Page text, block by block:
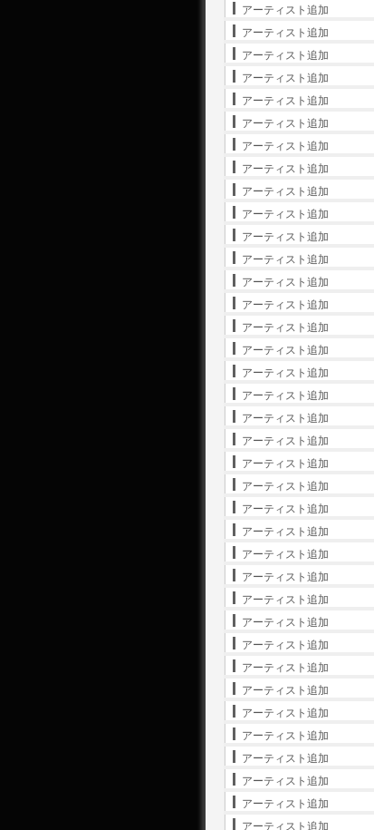
アーティスト追加
アーティスト追加
アーティスト追加
アーティスト追加
アーティスト追加
アーティスト追加
アーティスト追加
アーティスト追加
アーティスト追加
アーティスト追加
アーティスト追加
アーティスト追加
アーティスト追加
アーティスト追加
アーティスト追加
アーティスト追加
アーティスト追加
アーティスト追加
アーティスト追加
アーティスト追加
アーティスト追加
アーティスト追加
アーティスト追加
アーティスト追加
アーティスト追加
アーティスト追加
アーティスト追加
アーティスト追加
アーティスト追加
アーティスト追加
アーティスト追加
アーティスト追加
アーティスト追加
アーティスト追加
アーティスト追加
アーティスト追加
アーティスト追加